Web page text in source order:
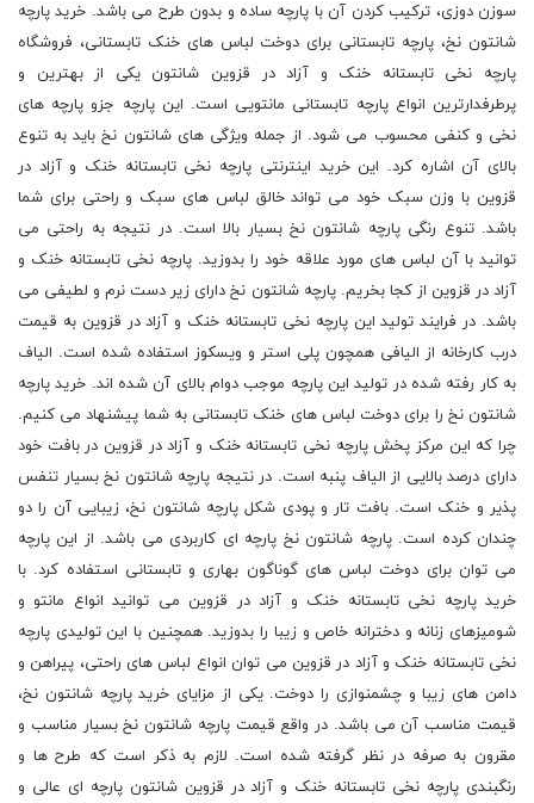
سوزن دوزی، ترکیب کردن آن با پارچه ساده و بدون طرح می باشد. خرید پارچه
شانتون نخ، پارچه تابستانی برای دوخت لباس های خنک تابستانی، فروشگاه
پارچه نخی تابستانه خنک و آزاد در قزوین شانتون یکی از بهترین و
پرطرفدارترین انواع پارچه تابستانی مانتویی است. این پارچه جزو پارچه های
نخی و کنفی محسوب می شود. از جمله ویژگی های شانتون نخ باید به تنوع
بالای آن اشاره کرد. این خرید اینترنتی پارچه نخی تابستانه خنک و آزاد در
قزوین با وزن سبک خود می تواند خالق لباس های سبک و راحتی برای شما
باشد. تنوع رنگی پارچه شانتون نخ بسیار بالا است. در نتیجه به راحتی می
توانید با آن لباس های مورد علاقه خود را بدوزید. پارچه نخی تابستانه خنک و
آزاد در قزوین از کجا بخریم. پارچه شانتون نخ دارای زیر دست نرم و لطیفی می
باشد. در فرایند تولید این پارچه نخی تابستانه خنک و آزاد در قزوین به قیمت
درب کارخانه از الیافی همچون پلی استر و ویسکوز استفاده شده است. الیاف
به کار رفته شده در تولید این پارچه موجب دوام بالای آن شده اند. خرید پارچه
شانتون نخ را برای دوخت لباس های خنک تابستانی به شما پیشنهاد می کنیم.
چرا که این مرکز پخش پارچه نخی تابستانه خنک و آزاد در قزوین در بافت خود
دارای درصد بالایی از الیاف پنبه است. در نتیجه پارچه شانتون نخ بسیار تنفس
پذیر و خنک است. بافت تار و پودی شکل پارچه شانتون نخ، زیبایی آن را دو
چندان کرده است. پارچه شانتون نخ پارچه ای کاربردی می باشد. از این پارچه
می توان برای دوخت لباس های گوناگون بهاری و تابستانی استفاده کرد. با
خرید پارچه نخی تابستانه خنک و آزاد در قزوین می توانید انواع مانتو و
شومیزهای زنانه و دخترانه خاص و زیبا را بدوزید. همچنین با این تولیدی پارچه
نخی تابستانه خنک و آزاد در قزوین می توان انواع لباس های راحتی، پیراهن و
دامن های زیبا و چشمنوازی را دوخت. یکی از مزایای خرید پارچه شانتون نخ،
قیمت مناسب آن می باشد. در واقع قیمت پارچه شانتون نخ بسیار مناسب و
مقرون به صرفه در نظر گرفته شده است. لازم به ذکر است که طرح ها و
رنگبندی پارچه نخی تابستانه خنک و آزاد در قزوین شانتون پارچه ای عالی و